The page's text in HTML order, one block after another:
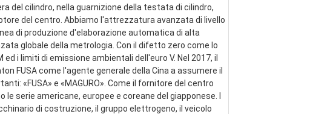
del cilindro, nella guarnizione della testata di cilindro,
del centro. Abbiamo l'attrezzatura avanzata di livello
di produzione d'elaborazione automatica di alta
globale della metrologia. Con il difetto zero come lo
i limiti di emissione ambientali dell'euro V. Nel 2017, il
FUSA come l'agente generale della Cina a assumere il
«FUSA» e «MAGURO». Come il fornitore del centro
serie americane, europee e coreane del giapponese. I
di costruzione, il gruppo elettrogeno, il veicolo